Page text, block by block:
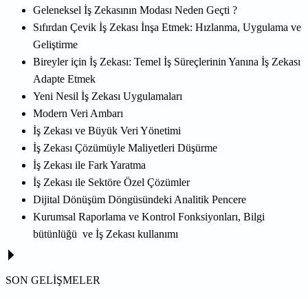
Geleneksel İş Zekasının Modası Neden Geçti ?
Sıfırdan Çevik İş Zekası İnşa Etmek: Hızlanma, Uygulama ve
Geliştirme
Bireyler için İş Zekası: Temel İş Süreçlerinin Yanına İş Zekası
Adapte Etmek
Yeni Nesil İş Zekası Uygulamaları
Modern Veri Ambarı
İş Zekası ve Büyük Veri Yönetimi
İş Zekası Çözümüyle Maliyetleri Düşürme
İş Zekası ile Fark Yaratma
İş Zekası ile Sektöre Özel Çözümler
Dijital Dönüşüm Döngüsündeki Analitik Pencere
Kurumsal Raporlama ve Kontrol Fonksiyonları, Bilgi
bütünlüğü ve İş Zekası kullanımı
SON GELİŞMELER